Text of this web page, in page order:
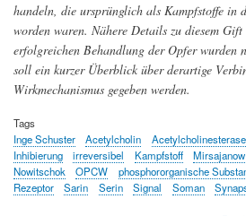
handeln, die ursprünglich als Kampfstoffe in
worden waren. Nähere Details zu diesem
erfolgreichen Behandlung der Opfer wurden
soll ein kurzer Überblick über derartige
Wirkmechanismus gegeben werden.
Tags
Inge Schuster
Acetylcholin Acetylcholinesterase
Inhibierung
irreversibel Kampfstoff Mirsajanow
Nowitschok
OPCW phosphororganische
Rezeptor
Sarin Serin Signal Soman